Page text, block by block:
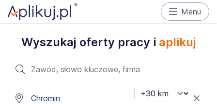
Menu
Wyszukaj oferty pracy i aplikuj